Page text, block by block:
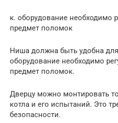
к. оборудование необходимо
предмет поломок
Ниша должна быть удобна
оборудование необходимо
предмет поломок.
Дверцу можно монтировать
котла и его испытаний. Это
безопасности.